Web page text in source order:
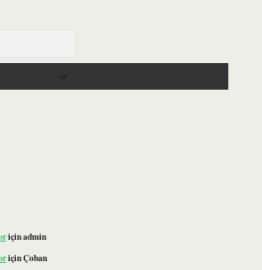
içinadmin
içinÇoban